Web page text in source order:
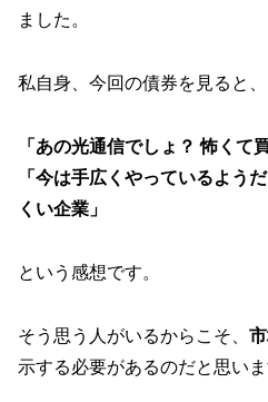
ました。
私自身、今回の債券を見ると、
「あの光通信でしょ？ 怖くて
「今は手広くやっているよう
くい企業」
という感想です。
そう思う人がいるからこそ、
示する必要があるのだと思いま